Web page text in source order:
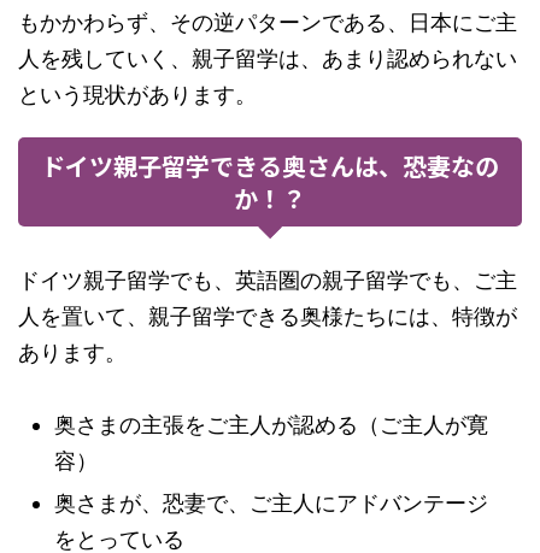
もかかわらず、その逆パターンである、日本にご主
人を残していく、親子留学は、あまり認められない
という現状があります。
ドイツ親子留学できる奥さんは、恐妻なの
か！？
ドイツ親子留学でも、英語圏の親子留学でも、ご主
人を置いて、親子留学できる奥様たちには、特徴が
あります。
奥さまの主張をご主人が認める（ご主人が寛
容）
奥さまが、恐妻で、ご主人にアドバンテージ
をとっている